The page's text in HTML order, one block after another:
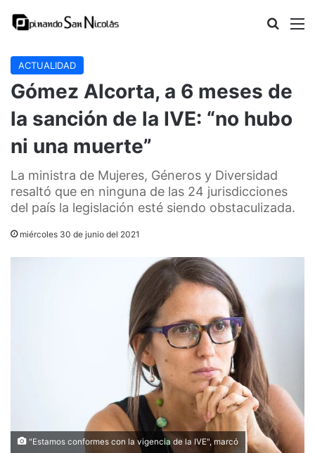
Buscar
ACTUALIDAD
Gómez Alcorta, a 6 meses de
la sanción de la IVE: “no hubo
ni una muerte”
La ministra de Mujeres, Géneros y Diversidad
resaltó que en ninguna de las 24 jurisdicciones
del país la legislación esté siendo obstaculizada.
miércoles 30 de junio del 2021
"Estamos conformes con la vigencia de la IVE", marcó